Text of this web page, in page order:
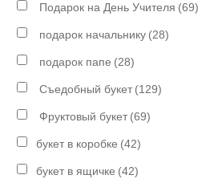
Подарок на День Учителя (69)
подарок начальнику (28)
подарок папе (28)
Съедобный букет (129)
Фруктовый букет (69)
букет в коробке (42)
букет в ящичке (42)